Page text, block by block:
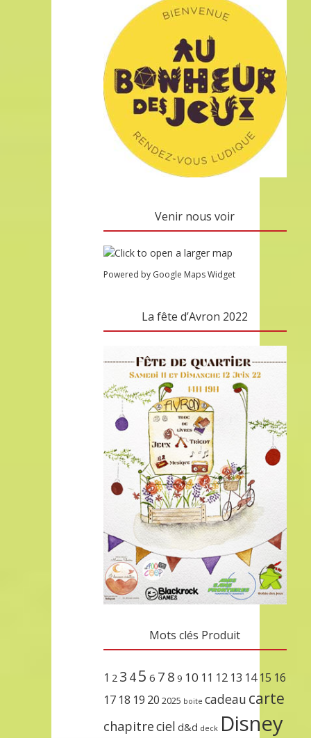
Venir nous voir
Powered by Google Maps Widget
La fête d’Avron 2022
Mots clés Produit
1 2 3 45 6 7 8 9 10 11 12 13 14 15 16
17 18 19 20 2025 boite cadeau carte
chapitreciel d&d deck Disney